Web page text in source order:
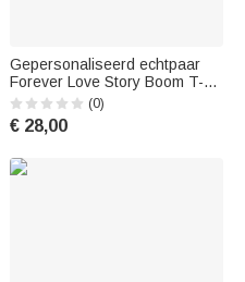
Gepersonaliseerd echtpaar
Forever Love Story Boom T-
shirt Verjaardag Basic Unisex
T-shirt
(0)
€ 28,00